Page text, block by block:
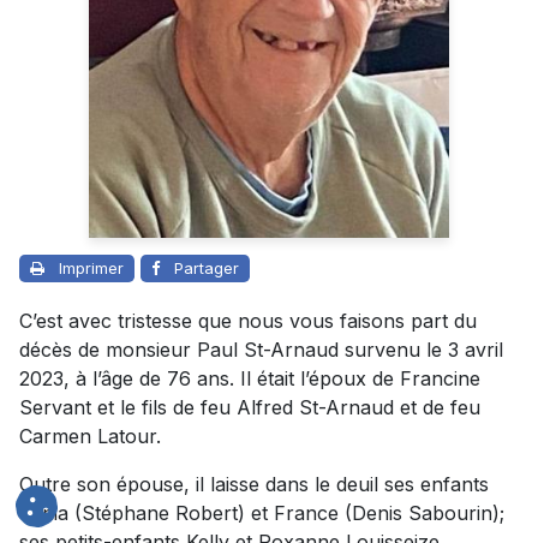
Imprimer Partager
C’est avec tristesse que nous vous faisons part du
décès de monsieur Paul St-Arnaud survenu le 3 avril
2023, à l’âge de 76 ans. Il était l’époux de Francine
Servant et le fils de feu Alfred St-Arnaud et de feu
Carmen Latour.
Outre son épouse, il laisse dans le deuil ses enfants
Tania (Stéphane Robert) et France (Denis Sabourin);